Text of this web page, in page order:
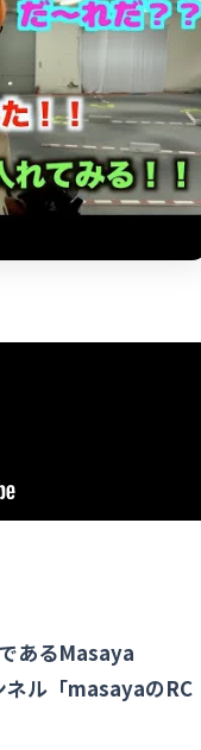
あるMasaya
ル「masayaのRC